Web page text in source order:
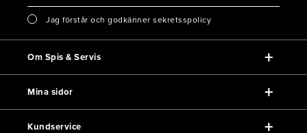
Jag förstår och godkänner sekretsspolicy
Om Spis & Servis
Mina sidor
Kundservice